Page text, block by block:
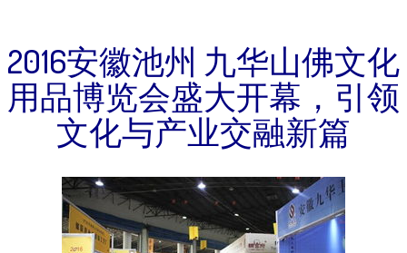
2016安徽池州 九华山佛文化
用品博览会盛大开幕，引领
文化与产业交融新篇